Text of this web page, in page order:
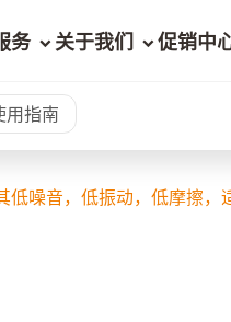
务 关于我们 促销中
用指南
低噪音，低振动，低摩擦